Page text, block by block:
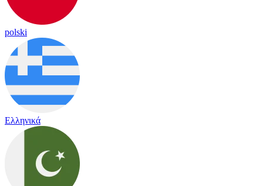
polski
Ελληνικά